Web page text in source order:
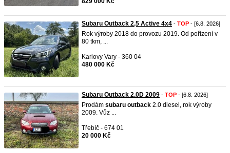
Subaru Outback 2,5 Active 4x4 - TOP - [6.8. 2026]
Rok výroby 2018 do provozu 2019. Od pořízení v
80 tkm, ...
Karlovy Vary - 360 04
480 000 Kč
Subaru Outback 2.0D 2009 - TOP - [6.8. 2026]
Prodám subaru outback 2.0 diesel, rok výroby
2009. Vůz ...
Třebíč - 674 01
20 000 Kč